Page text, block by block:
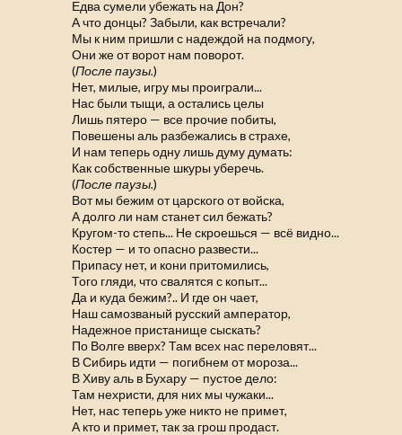
Едва сумели убежать на Дон?
А что донцы? Забыли, как встречали?
Мы к ним пришли с надеждой на подмогу,
Они же от ворот нам поворот.
(После паузы.)
Нет, милые, игру мы проиграли...
Нас были тыщи, а остались целы
Лишь пятеро — все прочие побиты,
Повешены аль разбежались в страхе,
И нам теперь одну лишь думу думать:
Как собственные шкуры уберечь.
(После паузы.)
Вот мы бежим от царского от войска,
А долго ли нам станет сил бежать?
Кругом-то степь... Не скроешься — всё видно...
Костер — и то опасно развести...
Припасу нет, и кони притомились,
Того гляди, что свалятся с копыт...
Да и куда бежим?.. И где он чает,
Наш самозваный русский амператор,
Надежное пристанище сыскать?
По Волге вверх? Там всех нас переловят...
В Сибирь идти — погибнем от мороза...
В Хиву аль в Бухару — пустое дело:
Там нехристи, для них мы чужаки...
Нет, нас теперь уже никто не примет,
А кто и примет, так за грош продаст.